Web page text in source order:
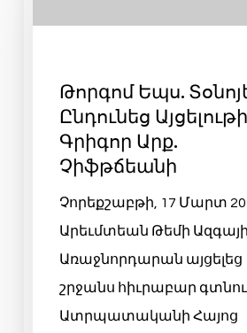
Թորգոմ Եպս.
Ընդունեց
Գրիգոր Արք.
Չիֆթճեանի
Չորեքշաբթի, 17 Մարտ
Արեւմտեան Թեմի
Առաջնորդարան այցելեց
շրջանս հիւրաբար
Ատրպատականի Հայոց